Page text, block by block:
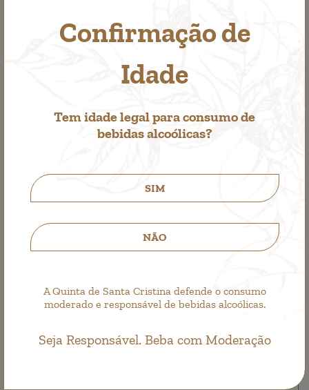
Confirmação de
Idade
Tem idade legal para consumo de
bebidas alcoólicas?
SIM
NÃO
A Quinta de Santa Cristina defende o consumo
moderado e responsável de bebidas alcoólicas.
Seja Responsável. Beba com Moderação
Caixa de 1 unidade
Acessórios
1,00€